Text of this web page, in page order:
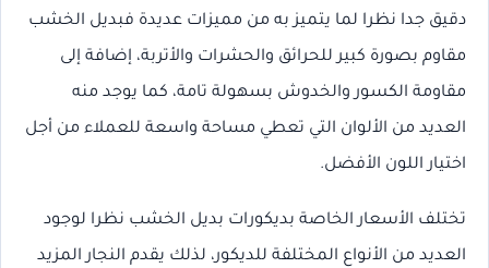
دقيق جدا نظرا لما يتميز به من مميزات عديدة فبديل الخشب
مقاوم بصورة كبير للحرائق والحشرات والأتربة، إضافة إلى
مقاومة الكسور والخدوش بسهولة تامة، كما يوجد منه
العديد من الألوان التي تعطي مساحة واسعة للعملاء من أجل
اختيار اللون الأفضل.
تختلف الأسعار الخاصة بديكورات بديل الخشب نظرا لوجود
العديد من الأنواع المختلفة للديكور، لذلك يقدم النجار المزيد